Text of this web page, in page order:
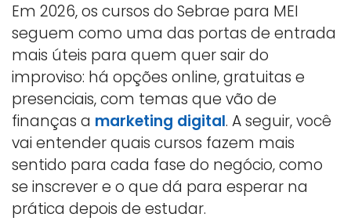
Em 2026, os cursos do Sebrae para MEI
seguem como uma das portas de entrada
mais úteis para quem quer sair do
improviso: há opções online, gratuitas e
presenciais, com temas que vão de
finanças a marketing digital. A seguir, você
vai entender quais cursos fazem mais
sentido para cada fase do negócio, como
se inscrever e o que dá para esperar na
prática depois de estudar.